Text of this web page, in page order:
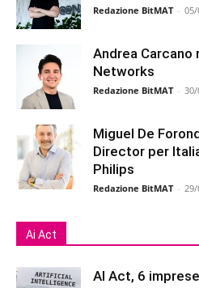
Redazione BitMAT - 05/
Andrea Carcano
Networks
Redazione BitMAT -
Miguel De
Director per
Philips
Redazione BitMAT -
Ai Act
AI Act, 6